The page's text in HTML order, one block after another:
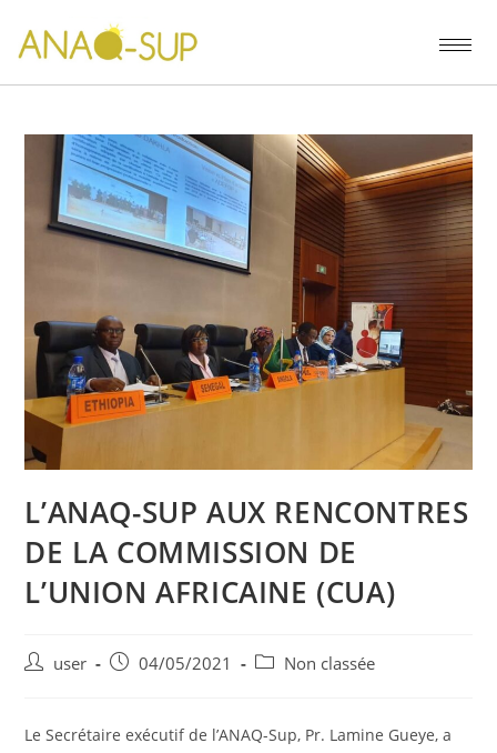
L’ANAQ-SUP AUX RENCONTRES
DE LA COMMISSION DE
L’UNION AFRICAINE (CUA)
user 04/05/2021 Non classée
Le Secrétaire exécutif de l’ANAQ-Sup, Pr. Lamine Gueye, a